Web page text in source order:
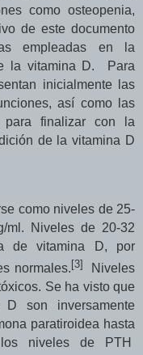
como osteopenia,
de este documento
empleadas en la
la vitamina D. Para
inicialmente las
así como las
para finalizar con la
de la vitamina D
como niveles de 25-
ml. Niveles de 20-32
de vitamina D, por
normales.[3]
Niveles
Se ha visto que
D son inversamente
paratiroidea hasta
niveles de PTH